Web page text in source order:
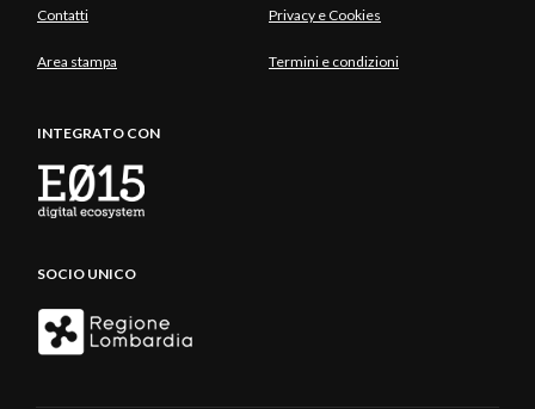
Contatti Privacy e Cookies
Area stampa Termini e condizioni
INTEGRATO CON
SOCIO UNICO